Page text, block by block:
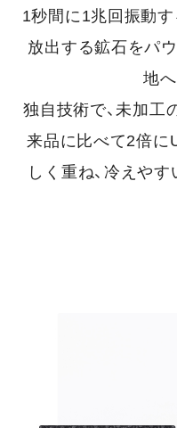
1秒間に1兆回振動す
放出する鉱石をパ
地へ
独自技術で、未加工
来品に比べて2倍に
しく重ね、冷えや